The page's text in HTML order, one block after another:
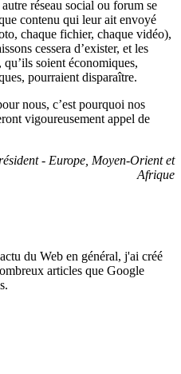
réseau social ou forum se
contenu qui leur ait envoyé
chaque fichier, chaque vidéo),
cessera d’exister, et les
soient économiques,
pourraient disparaître.
nous, c’est pourquoi nos
vigoureusement appel de
- Europe, Moyen-Orient et
Afrique
du Web en général, j'ai créé
articles que Google